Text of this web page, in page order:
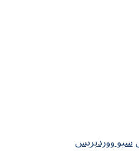
سيو ووردبريس